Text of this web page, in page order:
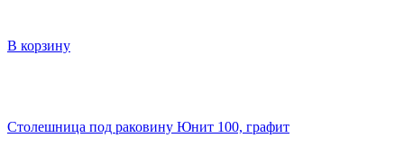
В корзину
Столешница под раковину Юнит 100, графит